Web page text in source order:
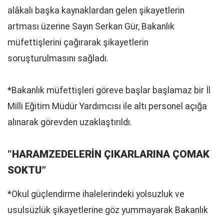
alâkalı başka kaynaklardan gelen şikayetlerin
artması üzerine Sayın Serkan Gür, Bakanlık
müfettişlerini çağırarak şikayetlerin
soruşturulmasını sağladı.
*Bakanlık müfettişleri göreve başlar başlamaz bir İl
Milli Eğitim Müdür Yardımcısı ile altı personel açığa
alınarak görevden uzaklaştırıldı.
“HARAMZEDELERİN ÇIKARLARINA ÇOMAK
SOKTU”
*Okul güçlendirme ihalelerindeki yolsuzluk ve
usulsüzlük şikayetlerine göz yummayarak Bakanlık